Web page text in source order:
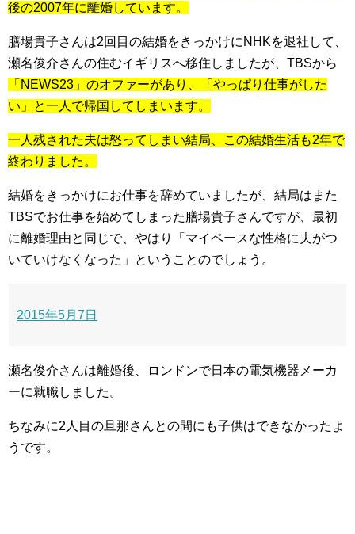
後の2007年に離婚しています。
膳場貴子さんは2回目の結婚をきっかけにNHKを退社して、
瀬名俊介さんの住むイギリスへ移住しましたが、TBSから
「NEWS23」のオファーがあり、「やっぱり仕事がした
い」と一人で帰国してしまいます。
一人残された夫は怒ってしまい結局、この結婚生活も2年で
終わりました。
結婚をきっかけにお仕事を辞めていましたが、結局はまた
TBSでお仕事を始めてしまった膳場貴子さんですが、最初
に離婚理由と同じで、やはり「マイペースな性格に夫がつ
いていけなくなった」ということのでしょう。
2015年5月7日
瀬名俊介さんは離婚後、ロンドンで日本の電気機器メーカ
ーに就職しました。
ちなみに2人目の旦那さんとの間にも子供はできなかったよ
うです。